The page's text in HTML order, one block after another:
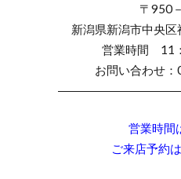
〒950
新潟県新潟市中央
営業時間 11
お問い合わせ
営業時間
ご来店予約